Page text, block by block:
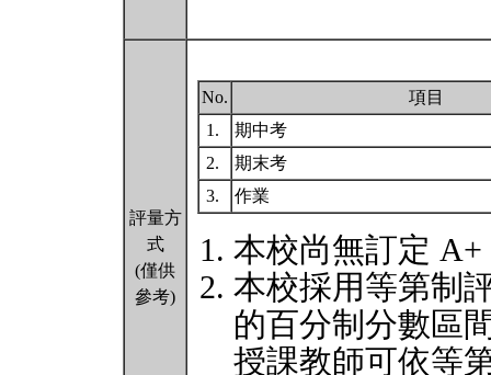
評量方
式
(僅供
參考)
No.
項目
1.
期中考
2.
期末考
3.
作業
本校尚無訂定
本校採用等第制
的百分制分數區
授課教師可依等